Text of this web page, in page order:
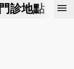
門診地點 預
menu